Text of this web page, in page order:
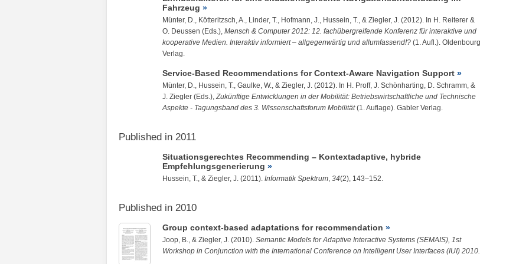
Fahrzeug
Münter, D., Kötteritzsch, A., Linder, T., Hofmann, J., Hussein, T., & Ziegler, J. (2012). In H. Reiterer &
O. Deussen (Eds.), Mensch & Computer 2012: 12. fachübergreifende Konferenz für interaktive und
kooperative Medien. Interaktiv informiert – allgegenwärtig und allumfassend!? (1. Aufl.). Oldenbourg
Verlag.
Service-Based Recommendations for Context-Aware Navigation Support
Münter, D., Hussein, T., Gaulke, W., & Ziegler, J. (2012). In H. Proff, J. Schönharting, D. Schramm, &
J. Ziegler (Eds.),Zukünftige Entwicklungen in der Mobilität: Betriebswirtschaftliche und Technische
Aspekte - Tagungsband des 3. Wissenschaftsforum Mobilität(1. Auflage). Gabler Verlag.
Published in 2011
Situationsgerechtes Recommending – Kontextadaptive, hybride
Empfehlungsgenerierung
Hussein, T., & Ziegler, J. (2011). Informatik Spektrum, 34(2), 143–152.
Published in 2010
Group context-based adaptations for recommendation
Joop, B., & Ziegler, J. (2010). Semantic Models for Adaptive Interactive Systems (SEMAIS), 1st
Workshop in Conjunction with the International Conference on Intelligent User Interfaces (IUI) 2010.